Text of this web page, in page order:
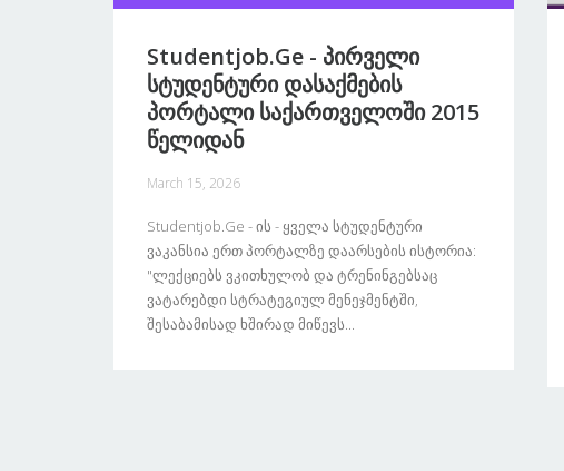
Studentjob.ge - Პირველი
Სტუდენტური Დასაქმების
Პორტალი Საქართველოში 2015
Წელიდან
March 15, 2026
Studentjob.ge - Ის - Ყველა Სტუდენტური
Ვაკანსია Ერთ Პორტალზე Დაარსების Ისტორია:
"ლექციებს Ვკითხულობ Და Ტრენინგებსაც
Ვატარებდი Სტრატეგიულ Მენეჯმენტში,
Შესაბამისად Ხშირად Მიწევს...